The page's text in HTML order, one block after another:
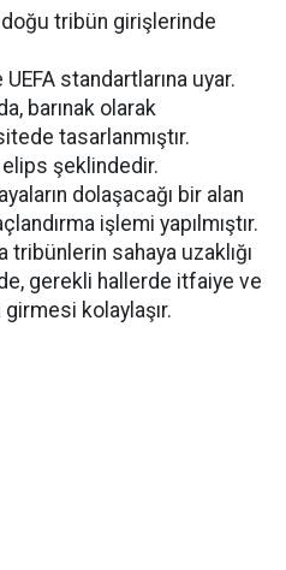
tribün girişlerinde
standartlarına uyar.
barınak olarak
tasarlanmıştır.
şeklindedir.
dolaşacağı bir alan
işlemi yapılmıştır.
tribünlerin sahaya uzaklığı
gerekli hallerde itfaiye ve
kolaylaşır.